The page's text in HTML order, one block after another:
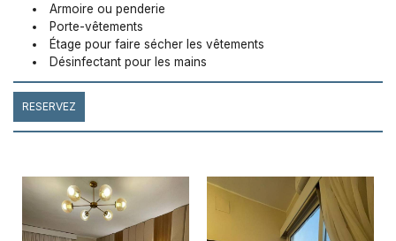
Armoire ou penderie
Porte-vêtements
Étage pour faire sécher les vêtements
Désinfectant pour les mains
RESERVEZ